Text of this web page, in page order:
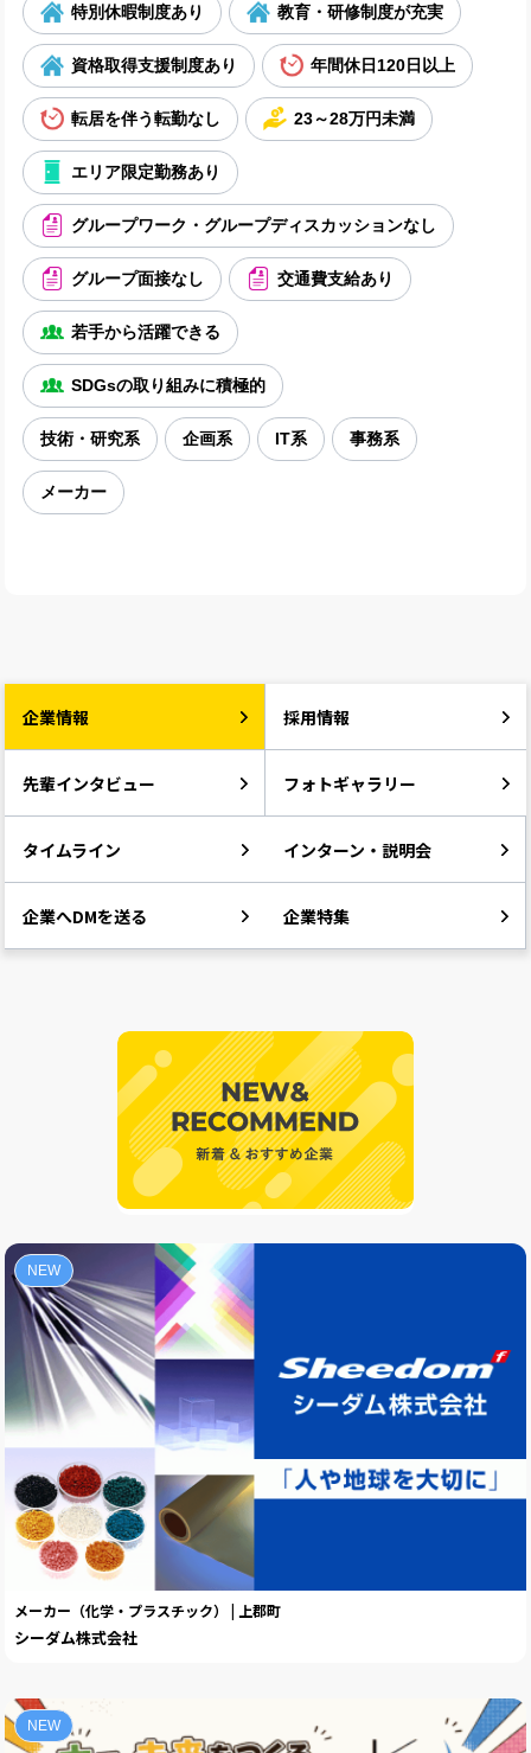
特別休暇制度あり 教育・研修制度が充実
資格取得支援制度あり 年間休日120日以上
転居を伴う転勤なし 23～28万円未満
エリア限定勤務あり
グループワーク・グループディスカッションなし
グループ面接なし 交通費支給あり
若手から活躍できる
SDGsの取り組みに積極的
技術・研究系 企画系 IT系 事務系
メーカー
企業情報 採用情報
先輩インタビュー フォトギャラリー
タイムライン インターン・説明会
企業へDMを送る 企業特集
NEW
メーカー（化学・プラスチック） | 上郡町
シーダム株式会社
NEW